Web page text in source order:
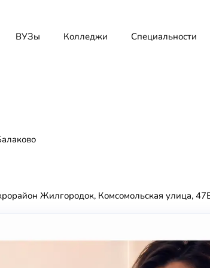
ВУЗы Колледжи Специальности
Жилгородок, Комсомольская улица,